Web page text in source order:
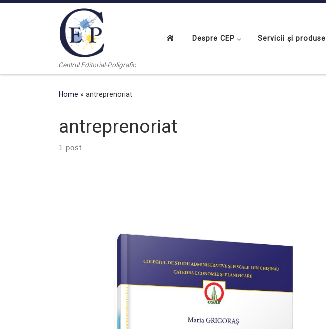
Centrul Editorial-Poligrafic
Despre CEP Servicii și produse
Home » antreprenoriat
antreprenoriat
1 post